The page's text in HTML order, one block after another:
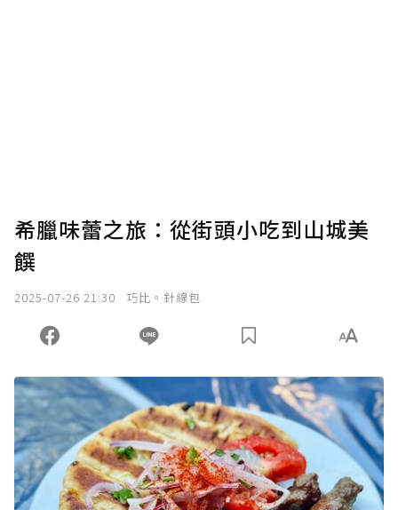
希臘味蕾之旅：從街頭小吃到山城美
饌
2025-07-26 21:30 巧比。針線包